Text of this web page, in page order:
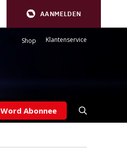
AANMELDEN
Shop Klantenservice
Word Abonnee